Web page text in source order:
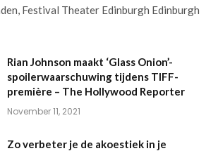
Festival Theater Edinburgh Edinburgh
Rian Johnson maakt ‘Glass Onion’-
spoilerwaarschuwing tijdens TIFF-
première – The Hollywood Reporter
November 11, 2021
Zo verbeter je de akoestiek in je